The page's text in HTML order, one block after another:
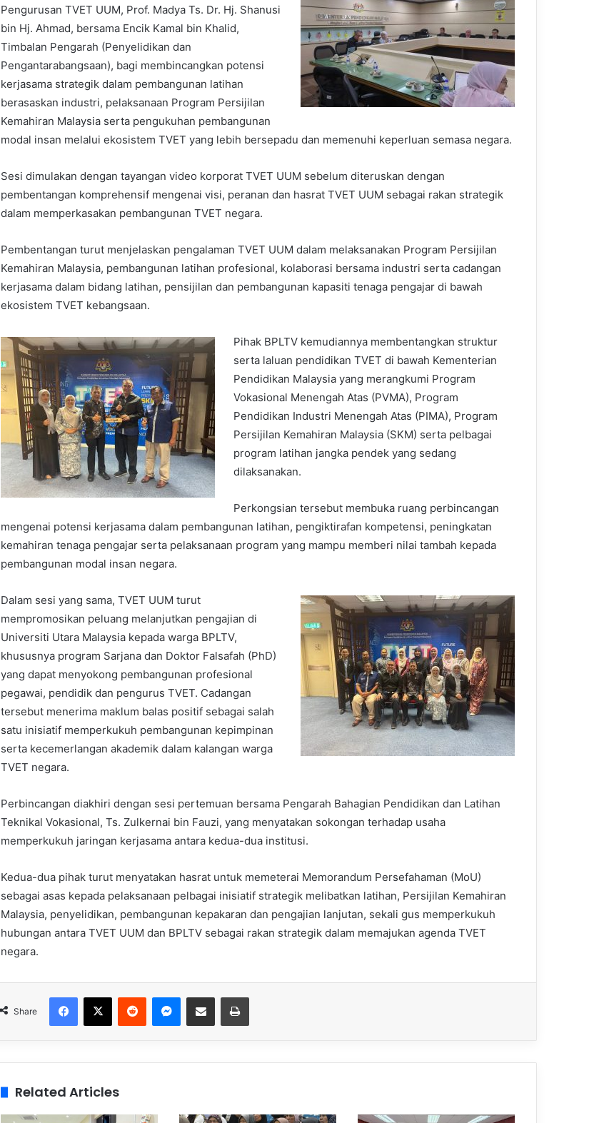
Pengurusan TVET UUM, Prof. Madya Ts. Dr. Hj. Shanusi
bin Hj. Ahmad, bersama Encik Kamal bin Khalid,
Timbalan Pengarah (Penyelidikan dan
Pengantarabangsaan), bagi membincangkan potensi
kerjasama strategik dalam pembangunan latihan
berasaskan industri, pelaksanaan Program Persijilan
Kemahiran Malaysia serta pengukuhan pembangunan
modal insan melalui ekosistem TVET yang lebih bersepadu dan memenuhi keperluan semasa negara.
Sesi dimulakan dengan tayangan video korporat TVET UUM sebelum diteruskan dengan
pembentangan komprehensif mengenai visi, peranan dan hasrat TVET UUM sebagai rakan strategik
dalam memperkasakan pembangunan TVET negara.
Pembentangan turut menjelaskan pengalaman TVET UUM dalam melaksanakan Program Persijilan
Kemahiran Malaysia, pembangunan latihan profesional, kolaborasi bersama industri serta cadangan
kerjasama dalam bidang latihan, pensijilan dan pembangunan kapasiti tenaga pengajar di bawah
ekosistem TVET kebangsaan.
Pihak BPLTV kemudiannya membentangkan struktur
serta laluan pendidikan TVET di bawah Kementerian
Pendidikan Malaysia yang merangkumi Program
Vokasional Menengah Atas (PVMA), Program
Pendidikan Industri Menengah Atas (PIMA), Program
Persijilan Kemahiran Malaysia (SKM) serta pelbagai
program latihan jangka pendek yang sedang
dilaksanakan.
Perkongsian tersebut membuka ruang perbincangan
mengenai potensi kerjasama dalam pembangunan latihan, pengiktirafan kompetensi, peningkatan
kemahiran tenaga pengajar serta pelaksanaan program yang mampu memberi nilai tambah kepada
pembangunan modal insan negara.
Dalam sesi yang sama, TVET UUM turut
mempromosikan peluang melanjutkan pengajian di
Universiti Utara Malaysia kepada warga BPLTV,
khususnya program Sarjana dan Doktor Falsafah (PhD)
yang dapat menyokong pembangunan profesional
pegawai, pendidik dan pengurus TVET. Cadangan
tersebut menerima maklum balas positif sebagai salah
satu inisiatif memperkukuh pembangunan kepimpinan
serta kecemerlangan akademik dalam kalangan warga
TVET negara.
Perbincangan diakhiri dengan sesi pertemuan bersama Pengarah Bahagian Pendidikan dan Latihan
Teknikal Vokasional, Ts. Zulkernai bin Fauzi, yang menyatakan sokongan terhadap usaha
memperkukuh jaringan kerjasama antara kedua-dua institusi.
Kedua-dua pihak turut menyatakan hasrat untuk memeterai Memorandum Persefahaman (MoU)
sebagai asas kepada pelaksanaan pelbagai inisiatif strategik melibatkan latihan, Persijilan Kemahiran
Malaysia, penyelidikan, pembangunan kepakaran dan pengajian lanjutan, sekali gus memperkukuh
hubungan antara TVET UUM dan BPLTV sebagai rakan strategik dalam memajukan agenda TVET
negara.
Share
Related Articles